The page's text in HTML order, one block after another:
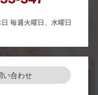
毎週火曜日、水曜日
い合わせ